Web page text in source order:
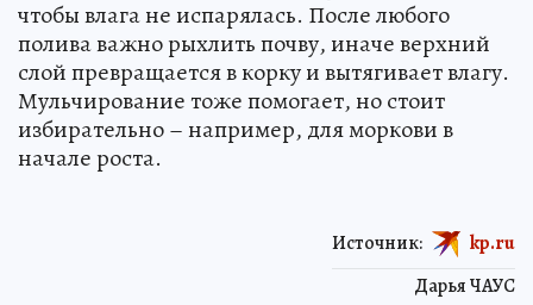
чтобы влага не испарялась. После любого
полива важно рыхлить почву, иначе верхний
слой превращается в корку и вытягивает влагу.
Мульчирование тоже помогает, но стоит
избирательно – например, для моркови в
начале роста.
Дарья ЧАУС
Источник: kp.ru